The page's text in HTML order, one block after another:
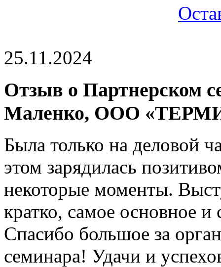
25.11.2024
Отзыв о Партнерском
Маленко, ООО
Была только на деловой
этом зарядилась
некоторые моменты.
кратко, самое основное и
Спасибо большое за
семинара! Удачи и